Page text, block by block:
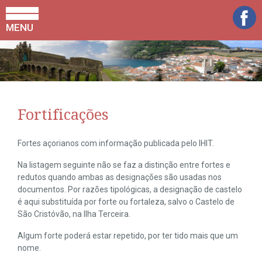
MENU
Fortificações
Fortes açorianos com informação publicada pelo IHIT.
Na listagem seguinte não se faz a distinção entre fortes e
redutos quando ambas as designações são usadas nos
documentos. Por razões tipológicas, a designação de castelo
é aqui substituída por forte ou fortaleza, salvo o Castelo de
São Cristóvão, na Ilha Terceira.
Algum forte poderá estar repetido, por ter tido mais que um
nome.